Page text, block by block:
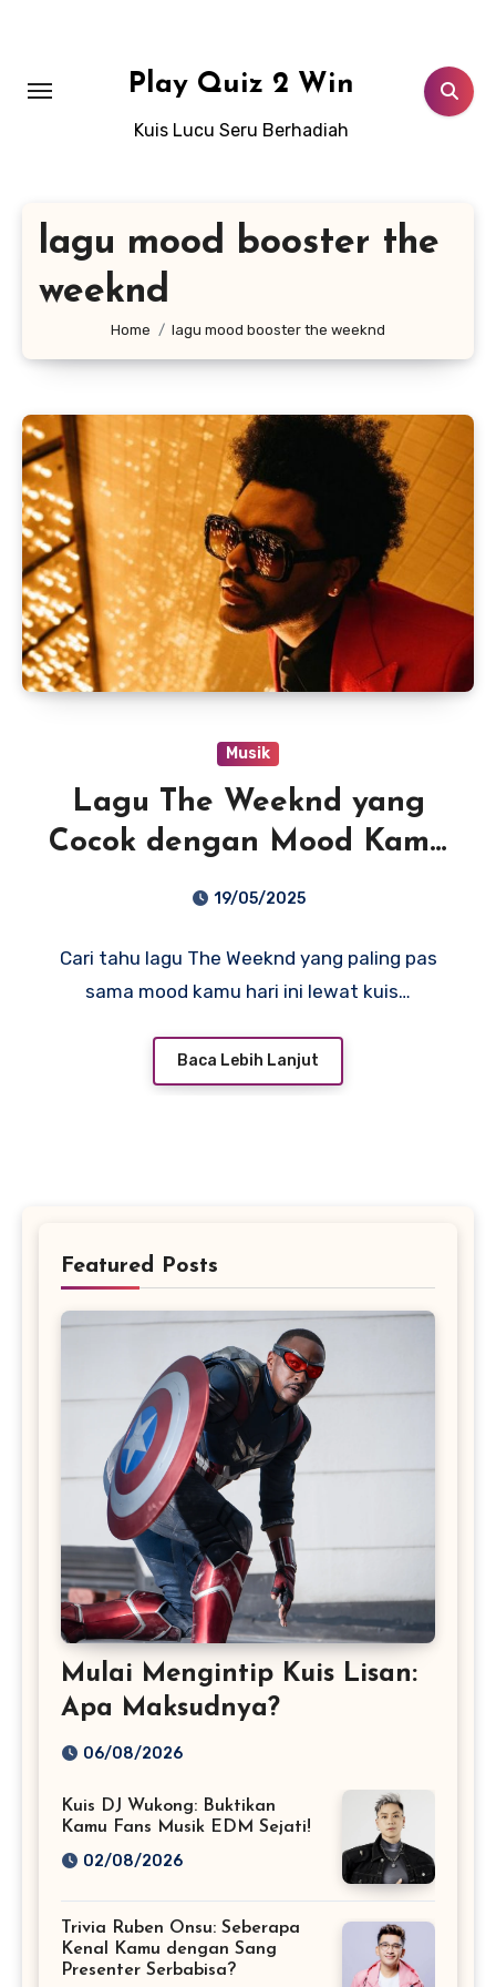
Play Quiz 2 Win
Kuis Lucu Seru Berhadiah
lagu mood booster the
weeknd
Home lagu mood booster the weeknd
Musik
Lagu The Weeknd yang
Cocok dengan Mood Kamu
Saat Ini!
19/05/2025
Cari tahu lagu The Weeknd yang paling pas
sama mood kamu hari ini lewat kuis…
Baca Lebih Lanjut
Featured Posts
Mulai Mengintip Kuis Lisan:
Apa Maksudnya?
06/08/2026
Kuis DJ Wukong: Buktikan
Kamu Fans Musik EDM Sejati!
02/08/2026
Trivia Ruben Onsu: Seberapa
Kenal Kamu dengan Sang
Presenter Serbabisa?